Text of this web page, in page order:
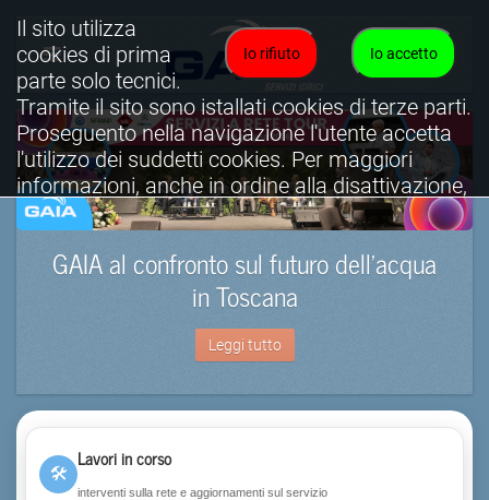
GAIA al confronto sul futuro dell’acqua
in Toscana
Leggi tutto
🛠
Lavori in corso
interventi sulla rete e aggiornamenti sul servizio
Io accetto
Io rifiuto
Il sito utilizza
cookies di prima
parte solo tecnici.
Tramite il sito sono istallati cookies di terze parti.
Proseguento nella navigazione l'utente accetta
l'utilizzo dei suddetti cookies. Per maggiori
informazioni, anche in ordine alla disattivazione,
è possibile consultare l'informativa cookies
completa.
Visualizza informativa completa.